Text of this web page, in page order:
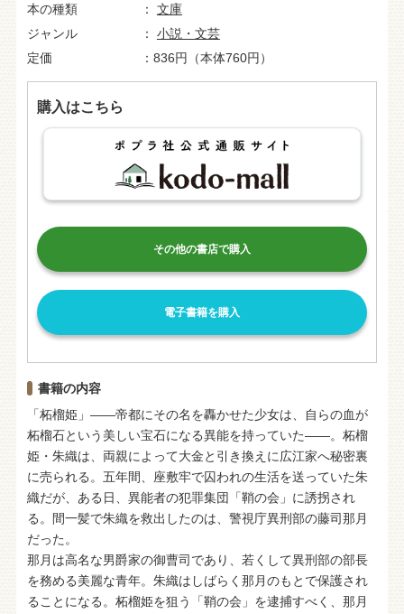
本の種類
文庫
ジャンル
小説・文芸
定価
836円（本体760円）
購入はこちら
その他の書店で購入
電子書籍を購入
書籍の内容
「柘榴姫」――帝都にその名を轟かせた少女は、自らの血が
柘榴石という美しい宝石になる異能を持っていた――。柘榴
姫・朱織は、両親によって大金と引き換えに広江家へ秘密裏
に売られる。五年間、座敷牢で囚われの生活を送っていた朱
織だが、ある日、異能者の犯罪集団「鞘の会」に誘拐され
る。間一髪で朱織を救出したのは、警視庁異刑部の藤司那月
だった。
那月は高名な男爵家の御曹司であり、若くして異刑部の部長
を務める美麗な青年。朱織はしばらく那月のもとで保護され
ることになる。柘榴姫を狙う「鞘の会」を逮捕すべく、那月